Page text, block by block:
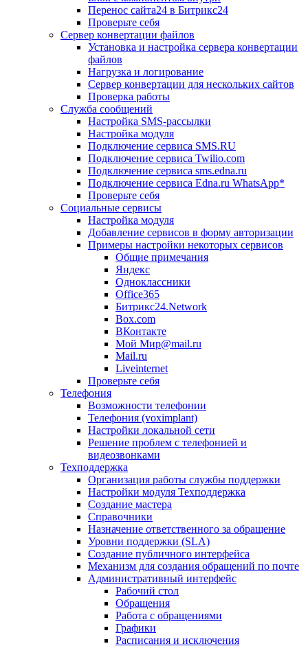
Перенос сайта24 в Битрикс24
Проверьте себя
Сервер конвертации файлов
Установка и настройка сервера конвертации
файлов
Нагрузка и логирование
Сервер конвертации для нескольких сайтов
Проверка работы
Служба сообщений
Настройка SMS-рассылки
Настройка модуля
Подключение сервиса SMS.RU
Подключение сервиса Twilio.com
Подключение сервиса sms.edna.ru
Подключение сервиса Edna.ru WhatsApp*
Проверьте себя
Социальные сервисы
Настройка модуля
Добавление сервисов в форму авторизации
Примеры настройки некоторых сервисов
Общие примечания
Яндекс
Одноклассники
Office365
Битрикс24.Network
Box.com
ВКонтакте
Мой Мир@mail.ru
Mail.ru
Liveinternet
Проверьте себя
Телефония
Возможности телефонии
Телефония (voximplant)
Настройки локальной сети
Решение проблем с телефонией и
видеозвонками
Техподдержка
Организация работы службы поддержки
Настройки модуля Техподдержка
Создание мастера
Справочники
Назначение ответственного за обращение
Уровни поддержки (SLA)
Создание публичного интерфейса
Механизм для создания обращений по почте
Административный интерфейс
Рабочий стол
Обращения
Работа с обращениями
Графики
Расписания и исключения